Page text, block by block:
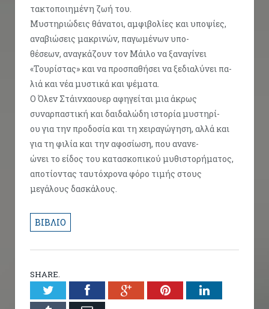
τακτοποιημένη ζωή του.
Μυστηριώδεις θάνατοι, αμφιβολίες και υποψίες,
αναβιώσεις μακρινών, παγωμένων υπο-
θέσεων, αναγκάζουν τον Μάιλο να ξαναγίνει
«Τουρίστας» και να προσπαθήσει να ξεδιαλύνει πα-
λιά και νέα μυστικά και ψέματα.
Ο Όλεν Στάινχαουερ αφηγείται μια άκρως
συναρπαστική και δαιδαλώδη ιστορία μυστηρί-
ου για την προδοσία και τη χειραγώγηση, αλλά και
για τη φιλία και την αφοσίωση, που ανανε-
ώνει το είδος του κατασκοπικού μυθιστορήματος,
αποτίοντας ταυτόχρονα φόρο τιμής στους
μεγάλους δασκάλους.
ΒΙΒΛΙΟ
SHARE.
TwitterFacebookGoogle+PinterestLinkedIn